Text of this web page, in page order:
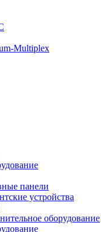
Multiplex
панели
устройства
оборудование